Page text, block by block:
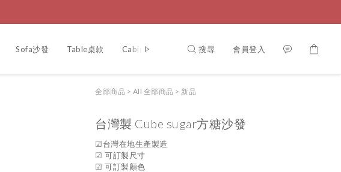
Sofa沙發 Table桌款 Cabinet櫃 Chair椅 Bed 床 案例分享 認識
搜尋 會員登入
全部商品 > All 全部商品 > 新品
台灣製 Cube sugar方糖沙發
☑台灣在地生產製造
☑ 可訂製尺寸
☑ 可訂製顏色